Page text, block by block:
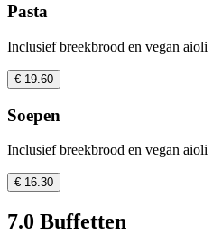
Pasta
Inclusief breekbrood en vegan aioli
€ 19.60
Soepen
Inclusief breekbrood en vegan aioli
€ 16.30
7.0 Buffetten